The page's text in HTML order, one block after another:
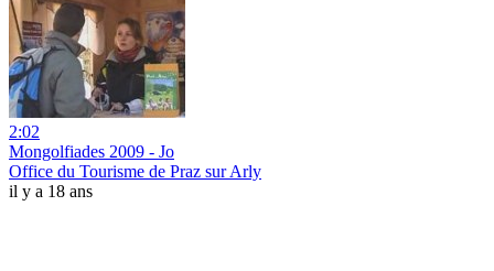
2:02
Mongolfiades 2009 - Jo
Office du Tourisme de Praz sur Arly
il y a 18 ans